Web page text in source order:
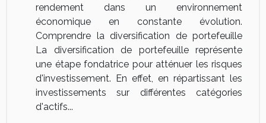
rendement dans un environnement
économique en constante évolution.
Comprendre la diversification de portefeuille
La diversification de portefeuille représente
une étape fondatrice pour atténuer les risques
d'investissement. En effet, en répartissant les
investissements sur différentes catégories
d'actifs...